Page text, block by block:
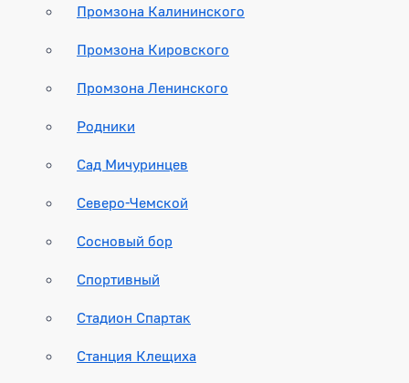
Промзона Калининского
Промзона Кировского
Промзона Ленинского
Родники
Сад Мичуринцев
Северо-Чемской
Сосновый бор
Спортивный
Стадион Спартак
Станция Клещиха